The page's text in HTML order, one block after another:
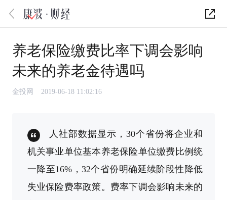
养老保险缴费比率下调会影响
未来的养老金待遇吗
金投网 2019-06-18 11:02:16
人社部数据显示，30个省份将企业和
机关事业单位基本养老保险单位缴费比例统
一降至16%，32个省份明确延续阶段性降低
失业保险费率政策。费率下调会影响未来的